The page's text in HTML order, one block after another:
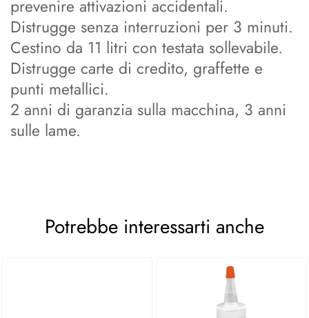
prevenire attivazioni accidentali.
Distrugge senza interruzioni per 3 minuti.
Cestino da 11 litri con testata sollevabile.
Distrugge carte di credito, graffette e
punti metallici.
2 anni di garanzia sulla macchina, 3 anni
sulle lame.
Potrebbe interessarti anche